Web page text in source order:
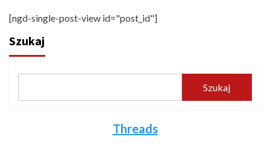
[ngd-single-post-view id="post_id"]
Szukaj
Szukaj
Threads